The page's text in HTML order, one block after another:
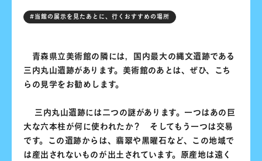
#当館の展示を見たあとに、行くおすすめの場所
青森県立美術館の隣には，国内最大の縄文遺跡である
三内丸山遺跡があります。美術館のあとは、ぜひ、こち
らの見学をお勧めします。
三内丸山遺跡には二つの謎があります。一つはあの巨
大な六本柱が何に使われたか？ そしてもう一つは交易
です。この遺跡からは、翡翠や黒曜石など、この地域で
は産出されないものが出土されています。原産地は遠く